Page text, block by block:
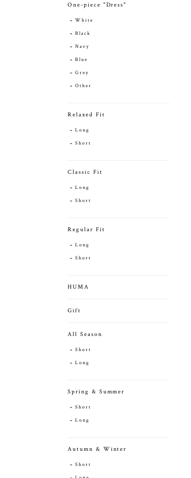
One-piece "Dress"
White
Black
Navy
Blue
Grey
Other
Relaxed Fit
Long
Short
Classic Fit
Long
Short
Regular Fit
Long
Short
HUMA
Gift
All Season
Short
Long
Spring & Summer
Short
Long
Autumn & Winter
Short